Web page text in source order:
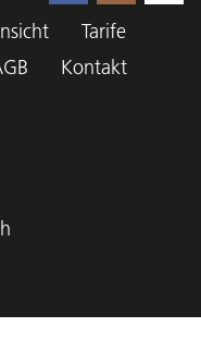
Tarife
Kontakt